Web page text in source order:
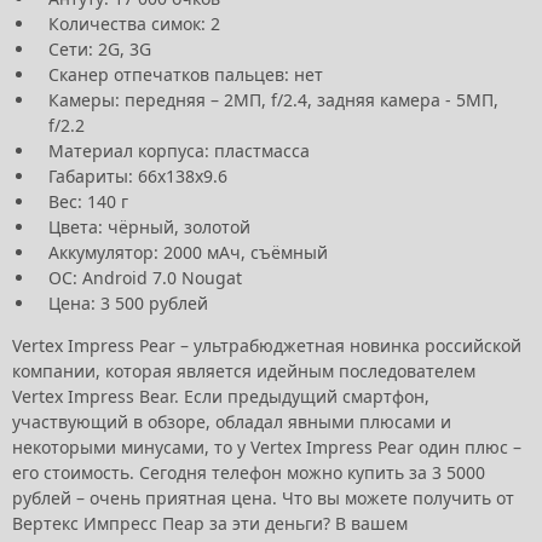
Количества симок: 2
Сети: 2G, 3G
Сканер отпечатков пальцев: нет
Камеры: передняя – 2МП, f/2.4, задняя камера - 5МП,
f/2.2
Материал корпуса: пластмасса
Габариты: 66х138х9.6
Вес: 140 г
Цвета: чёрный, золотой
Аккумулятор: 2000 мАч, съёмный
ОС: Android 7.0 Nougat
Цена: 3 500 рублей
Vertex Impress Pear – ультрабюджетная новинка российской
компании, которая является идейным последователем
Vertex Impress Bear. Если предыдущий смартфон,
участвующий в обзоре, обладал явными плюсами и
некоторыми минусами, то у Vertex Impress Pear один плюс –
его стоимость. Сегодня телефон можно купить за 3 5000
рублей – очень приятная цена. Что вы можете получить от
Вертекс Импресс Пеар за эти деньги? В вашем